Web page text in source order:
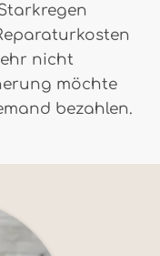
nicht
möchte
bezahlen.